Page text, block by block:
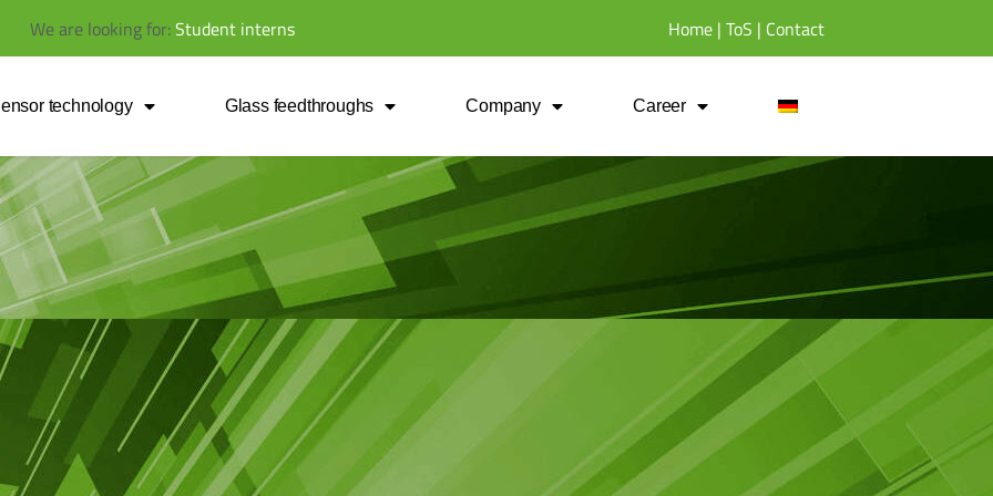
Weare lookingfor: Home| ToS | Contact
technology Glass feedthroughs Company Career